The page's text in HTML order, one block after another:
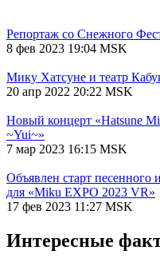
Репортаж со Снежного
8 фев 2023 19:04 MSK
Мику Хатсуне и театр
20 апр 2022 20:22 MSK
Новый концерт «Hatsune
~Yui~»
7 мар 2023 16:15 MSK
Объявлен старт песенного
для «Miku EXPO 2023 VR»
17 фев 2023 11:27 MSK
Интересные